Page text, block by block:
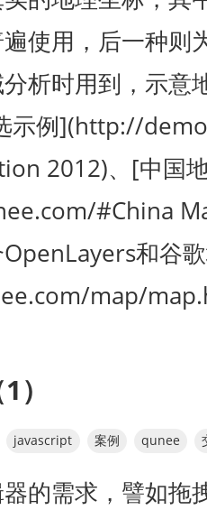
使用，后一种则
析时用到，示意
示例](http://
2012)、[中国
#China
和谷
map/
）
javascript 案例 qunee
的需求，譬如拖